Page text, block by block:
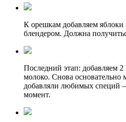
К орешкам добавляем
блендером. Должна
Последний этап: добавляем
молоко. Снова основательно
добавляли любимых специй
момент.